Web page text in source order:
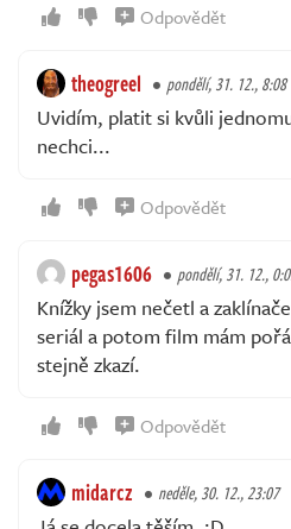
Odpovědět
theogreel pondělí, 31. 12., 8:08
Uvidím, platit si kvůli
nechci...
Odpovědět
pegas1606 pondělí, 31. 12.,
Knížky jsem nečetl a
seriál a potom film mám
stejně zkazí.
Odpovědět
midarcz neděle, 30. 12., 23:07